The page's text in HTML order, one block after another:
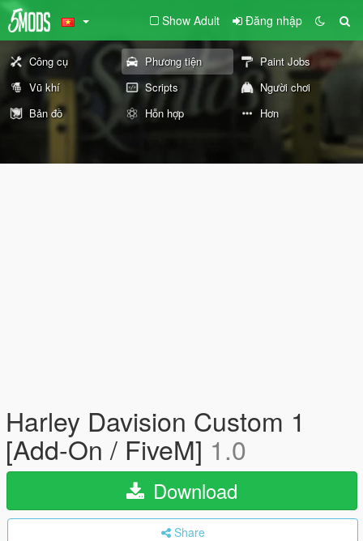
Show Adult Đăng nhập
Công cụ Phương tiện
Paint Jobs
Vũ khí
Scripts
Người chơi
Bản đồ
Hỗn hợp Hơn
Harley Davision Custom 1
[Add-On / FiveM] 1.0
Download
Share